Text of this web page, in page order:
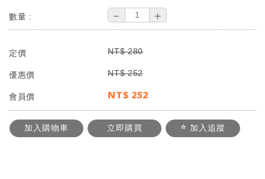
數量 : － ＋
定價 NT$ 280
優惠價 NT$ 252
會員價 NT$ 252
加入購物車 立即購買 加入追蹤